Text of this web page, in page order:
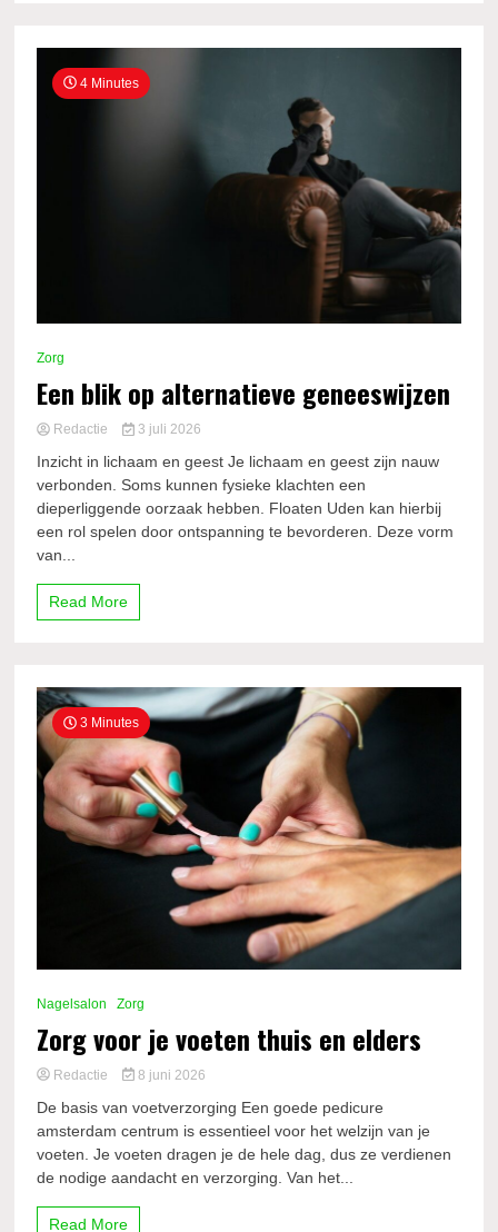
4 Minutes
Zorg
Een blik op alternatieve geneeswijzen
Redactie 3 juli 2026
Inzicht in lichaam en geest Je lichaam en geest zijn nauw
verbonden. Soms kunnen fysieke klachten een
dieperliggende oorzaak hebben. Floaten Uden kan hierbij
een rol spelen door ontspanning te bevorderen. Deze vorm
van...
Read More
3 Minutes
Nagelsalon Zorg
Zorg voor je voeten thuis en elders
Redactie 8 juni 2026
De basis van voetverzorging Een goede pedicure
amsterdam centrum is essentieel voor het welzijn van je
voeten. Je voeten dragen je de hele dag, dus ze verdienen
de nodige aandacht en verzorging. Van het...
Read More